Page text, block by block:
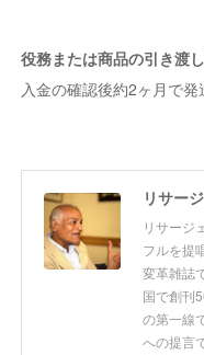
役務または商品の引き渡
入金の確認後約2ヶ月で発
リサー
リサージ
フルを提
変革雑誌
国で創刊
の第一線
への提言